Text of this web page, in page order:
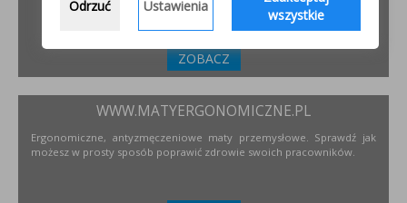
ZOBACZ
WWW.MATYERGONOMICZNE.PL
Ergonomiczne, antyzmęczeniowe maty przemysłowe. Sprawdź jak
możesz w prosty sposób poprawić zdrowie swoich pracowników.
Odrzuć Ustawienia
wszystkie